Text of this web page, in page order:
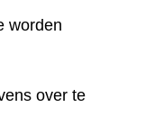
worden
over te